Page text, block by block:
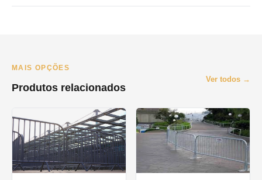
MAIS OPÇÕES
Produtos relacionados
Ver todos →